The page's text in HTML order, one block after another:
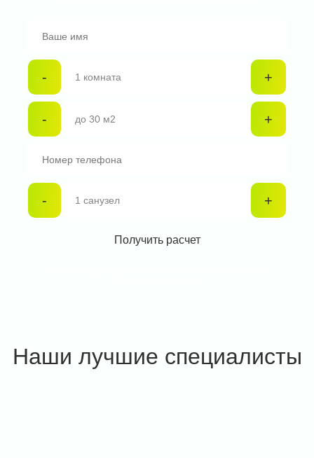
- +
- +
- +
Наши лучшие специалисты